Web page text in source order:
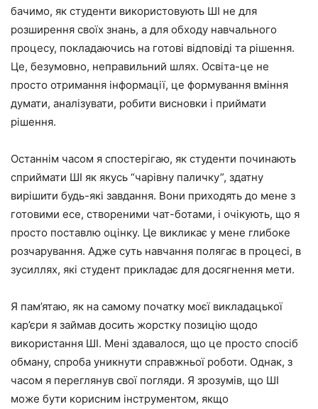
бачимо, як студенти використовують ШІ не для
розширення своїх знань, а для обходу навчального
процесу, покладаючись на готові відповіді та рішення.
Це, безумовно, неправильний шлях. Освіта-це не
просто отримання інформації, це формування вміння
думати, аналізувати, робити висновки і приймати
рішення.
Останнім часом я спостерігаю, як студенти починають
сприймати ШІ як якусь “чарівну паличку”, здатну
вирішити будь-які завдання. Вони приходять до мене з
готовими есе, створеними чат-ботами, і очікують, що я
просто поставлю оцінку. Це викликає у мене глибоке
розчарування. Адже суть навчання полягає в процесі, в
зусиллях, які студент прикладає для досягнення мети.
Я пам’ятаю, як на самому початку моєї викладацької
кар’єри я займав досить жорстку позицію щодо
використання ШІ. Мені здавалося, що це просто спосіб
обману, спроба уникнути справжньої роботи. Однак, з
часом я переглянув свої погляди. Я зрозумів, що ШІ
може бути корисним інструментом, якщо